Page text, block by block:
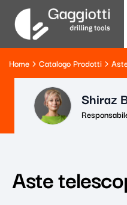
Home Catalogo Prodotti
Shiraz
Aste